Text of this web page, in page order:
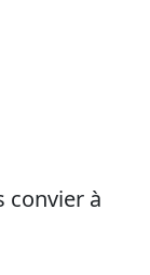
convier à